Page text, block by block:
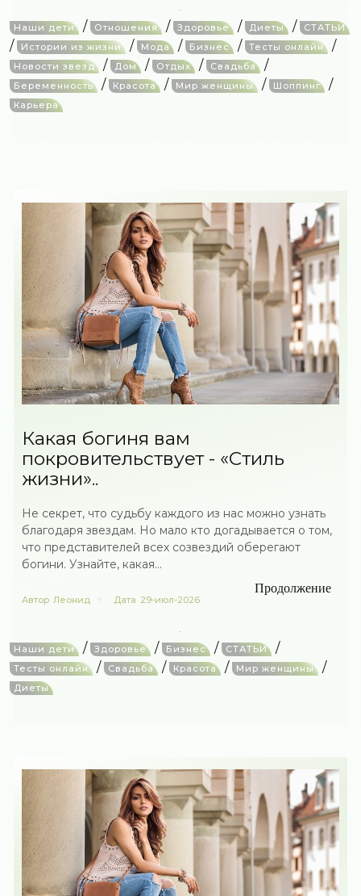
Наши дети / Отношения / Здоровье / Диеты / СТАТЬИ
/ Истории из жизни / Мода / Бизнес / Тесты онлайн /
Новости звезд / Дом / Отдых / Свадьба /
Беременность / Красота / Мир женщины / Шоппинг /
Карьера
Какая богиня вам
покровительствует - «Стиль
жизни»..
Не секрет, что судьбу каждого из нас можно узнать
благодаря звездам. Но мало кто догадывается о том,
что представителей всех созвездий оберегают
богини. Узнайте, какая...
Продолжение
Автор Леонид Дата 29-июл-2026
Наши дети / Здоровье / Бизнес / СТАТЬИ /
Тесты онлайн / Свадьба / Красота / Мир женщины /
Диеты